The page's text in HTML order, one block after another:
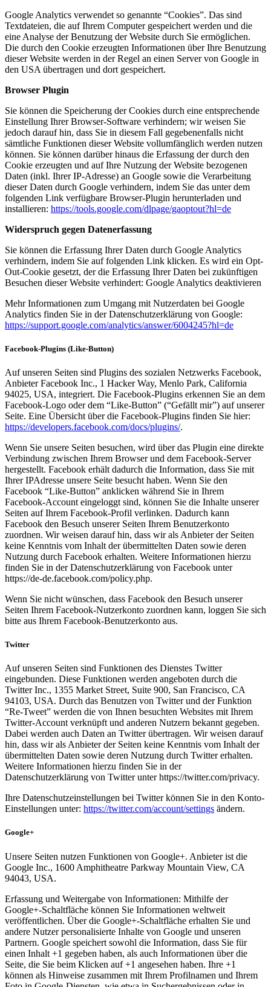
Google Analytics verwendet so genannte “Cookies”. Das sind
Textdateien, die auf Ihrem Computer gespeichert werden und die
eine Analyse der Benutzung der Website durch Sie ermöglichen.
Die durch den Cookie erzeugten Informationen über Ihre Benutzung
dieser Website werden in der Regel an einen Server von Google in
den USA übertragen und dort gespeichert.
Browser Plugin
Sie können die Speicherung der Cookies durch eine entsprechende
Einstellung Ihrer Browser-Software verhindern; wir weisen Sie
jedoch darauf hin, dass Sie in diesem Fall gegebenenfalls nicht
sämtliche Funktionen dieser Website vollumfänglich werden nutzen
können. Sie können darüber hinaus die Erfassung der durch den
Cookie erzeugten und auf Ihre Nutzung der Website bezogenen
Daten (inkl. Ihrer IP-Adresse) an Google sowie die Verarbeitung
dieser Daten durch Google verhindern, indem Sie das unter dem
folgenden Link verfügbare Browser-Plugin herunterladen und
installieren: https://tools.google.com/dlpage/gaoptout?hl=de
Widerspruch gegen Datenerfassung
Sie können die Erfassung Ihrer Daten durch Google Analytics
verhindern, indem Sie auf folgenden Link klicken. Es wird ein Opt-
Out-Cookie gesetzt, der die Erfassung Ihrer Daten bei zukünftigen
Besuchen dieser Website verhindert: Google Analytics deaktivieren
Mehr Informationen zum Umgang mit Nutzerdaten bei Google
Analytics finden Sie in der Datenschutzerklärung von Google:
https://support.google.com/analytics/answer/6004245?hl=de
Facebook-Plugins (Like-Button)
Auf unseren Seiten sind Plugins des sozialen Netzwerks Facebook,
Anbieter Facebook Inc., 1 Hacker Way, Menlo Park, California
94025, USA, integriert. Die Facebook-Plugins erkennen Sie an dem
Facebook-Logo oder dem “Like-Button” (“Gefällt mir”) auf unserer
Seite. Eine Übersicht über die Facebook-Plugins finden Sie hier:
https://developers.facebook.com/docs/plugins/.
Wenn Sie unsere Seiten besuchen, wird über das Plugin eine direkte
Verbindung zwischen Ihrem Browser und dem Facebook-Server
hergestellt. Facebook erhält dadurch die Information, dass Sie mit
Ihrer IPAdresse unsere Seite besucht haben. Wenn Sie den
Facebook “Like-Button” anklicken während Sie in Ihrem
Facebook-Account eingeloggt sind, können Sie die Inhalte unserer
Seiten auf Ihrem Facebook-Profil verlinken. Dadurch kann
Facebook den Besuch unserer Seiten Ihrem Benutzerkonto
zuordnen. Wir weisen darauf hin, dass wir als Anbieter der Seiten
keine Kenntnis vom Inhalt der übermittelten Daten sowie deren
Nutzung durch Facebook erhalten. Weitere Informationen hierzu
finden Sie in der Datenschutzerklärung von Facebook unter
https://de-de.facebook.com/policy.php.
Wenn Sie nicht wünschen, dass Facebook den Besuch unserer
Seiten Ihrem Facebook-Nutzerkonto zuordnen kann, loggen Sie sich
bitte aus Ihrem Facebook-Benutzerkonto aus.
Twitter
Auf unseren Seiten sind Funktionen des Dienstes Twitter
eingebunden. Diese Funktionen werden angeboten durch die
Twitter Inc., 1355 Market Street, Suite 900, San Francisco, CA
94103, USA. Durch das Benutzen von Twitter und der Funktion
“Re-Tweet” werden die von Ihnen besuchten Websites mit Ihrem
Twitter-Account verknüpft und anderen Nutzern bekannt gegeben.
Dabei werden auch Daten an Twitter übertragen. Wir weisen darauf
hin, dass wir als Anbieter der Seiten keine Kenntnis vom Inhalt der
übermittelten Daten sowie deren Nutzung durch Twitter erhalten.
Weitere Informationen hierzu finden Sie in der
Datenschutzerklärung von Twitter unter https://twitter.com/privacy.
Ihre Datenschutzeinstellungen bei Twitter können Sie in den Konto-
Einstellungen unter: https://twitter.com/account/settings ändern.
Google+
Unsere Seiten nutzen Funktionen von Google+. Anbieter ist die
Google Inc., 1600 Amphitheatre Parkway Mountain View, CA
94043, USA.
Erfassung und Weitergabe von Informationen: Mithilfe der
Google+-Schaltfläche können Sie Informationen weltweit
veröffentlichen. Über die Google+-Schaltfläche erhalten Sie und
andere Nutzer personalisierte Inhalte von Google und unseren
Partnern. Google speichert sowohl die Information, dass Sie für
einen Inhalt +1 gegeben haben, als auch Informationen über die
Seite, die Sie beim Klicken auf +1 angesehen haben. Ihre +1
können als Hinweise zusammen mit Ihrem Profilnamen und Ihrem